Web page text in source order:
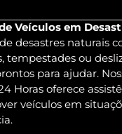
Veículos em
desastres naturais
tempestades ou
para ajudar.
Horas oferece
veículos em